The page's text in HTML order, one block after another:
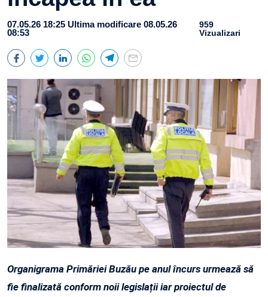
07.05.26 18:25 Ultima modificare 08.05.26
08:53
959
Vizualizari
Organigrama Primăriei Buzău pe anul încurs urmează să
fie finalizată conform noii legislații iar proiectul de